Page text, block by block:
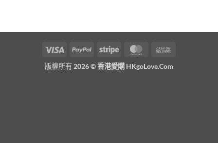
Visa PayPal Stripe MasterCard
版權所有 2026 ©香港愛購 HKgoLove.Com